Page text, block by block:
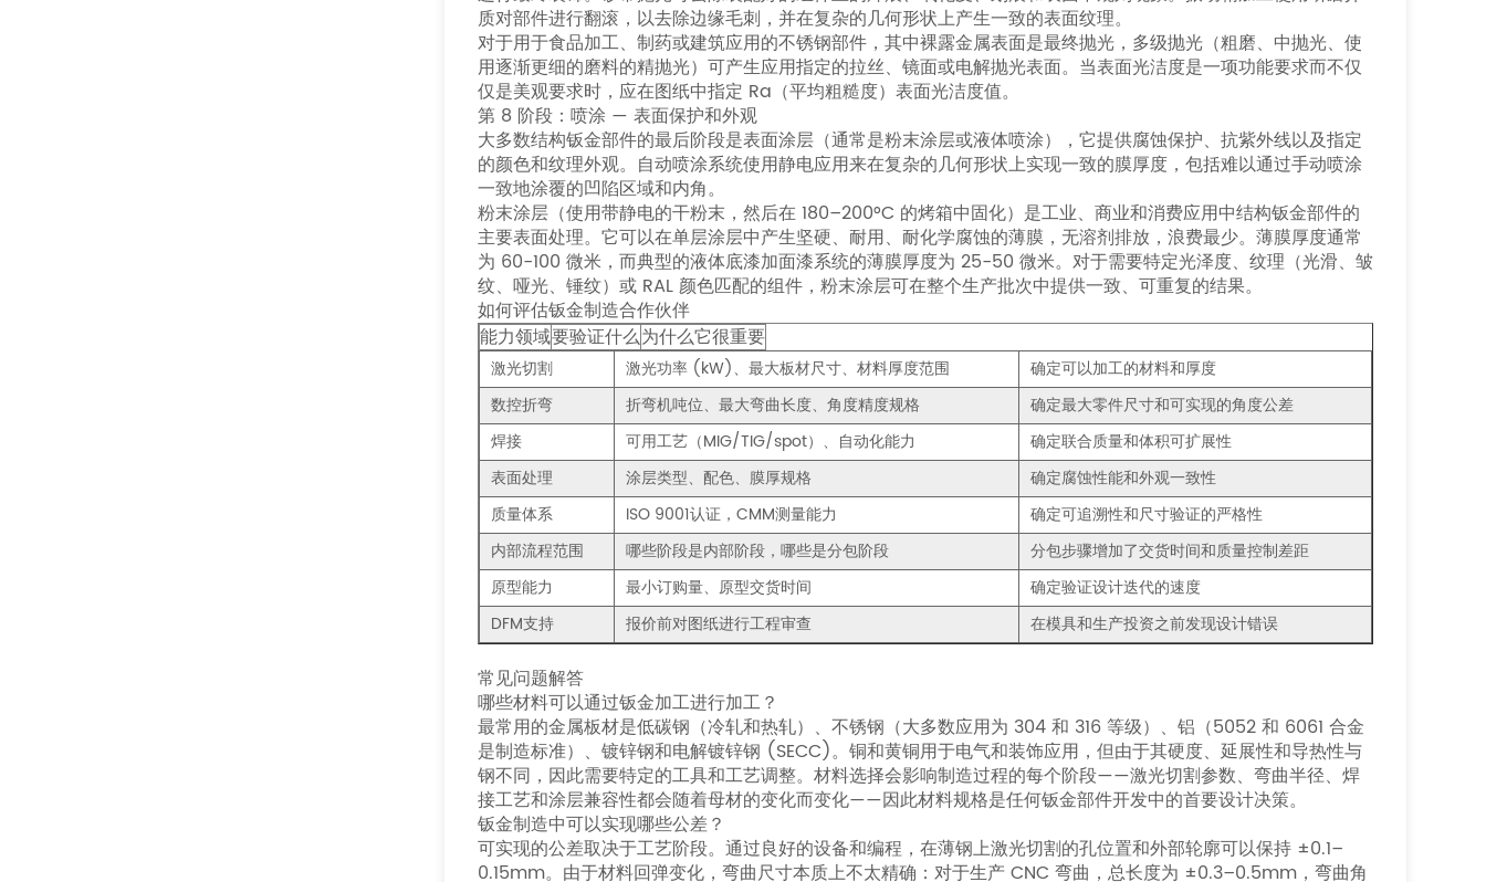
弯
曲
—
形
成
3D
形
状
6
第
五
阶
段：
焊
接
——
将
部
件
连
接
组
件
7
第
六
阶
段：
质对部件进行翻滚，以去除边缘毛刺，并在复杂的几何形状上产生一致的表面纹理。
对于用于食品加工、制药或建筑应用的不锈钢部件，其中裸露金属表面是最终抛光，多级抛光（粗磨、中抛光、使
用逐渐更细的磨料的精抛光）可产生应用指定的拉丝、镜面或电解抛光表面。当表面光洁度是一项功能要求而不仅
仅是美观要求时，应在图纸中指定 Ra（平均粗糙度）表面光洁度值。
第 8 阶段：喷涂 — 表面保护和外观
大多数结构钣金部件的最后阶段是表面涂层（通常是粉末涂层或液体喷涂），它提供腐蚀保护、抗紫外线以及指定
的颜色和纹理外观。自动喷涂系统使用静电应用来在复杂的几何形状上实现一致的膜厚度，包括难以通过手动喷涂
一致地涂覆的凹陷区域和内角。
粉末涂层（使用带静电的干粉末，然后在 180–200°C 的烤箱中固化）是工业、商业和消费应用中结构钣金部件的
主要表面处理。它可以在单层涂层中产生坚硬、耐用、耐化学腐蚀的薄膜，无溶剂排放，浪费最少。薄膜厚度通常
为 60-100 微米，而典型的液体底漆加面漆系统的薄膜厚度为 25-50 微米。对于需要特定光泽度、纹理（光滑、皱
纹、哑光、锤纹）或 RAL 颜色匹配的组件，粉末涂层可在整个生产批次中提供一致、可重复的结果。
如何评估钣金制造合作伙伴
能力领域要验证什么为什么它很重要
激光切割 激光功率 (kW)、最大板材尺寸、材料厚度范围
确定可以加工的材料和厚度
数控折弯
折弯机吨位、最大弯曲长度、角度精度规格
确定最大零件尺寸和可实现的角度公差
焊接
可用工艺（MIG/TIG/spot）、自动化能力
确定联合质量和体积可扩展性
表面处理
涂层类型、配色、膜厚规格
确定腐蚀性能和外观一致性
质量体系
ISO 9001认证，CMM测量能力
确定可追溯性和尺寸验证的严格性
内部流程范围
哪些阶段是内部阶段，哪些是分包阶段
分包步骤增加了交货时间和质量控制差距
原型能力
最小订购量、原型交货时间
确定验证设计迭代的速度
DFM支持
报价前对图纸进行工程审查 在模具和生产投资之前发现设计错误
常见问题解答
哪些材料可以通过钣金加工进行加工？
最常用的金属板材是低碳钢（冷轧和热轧）、不锈钢（大多数应用为 304 和 316 等级）、铝（5052 和 6061 合金
是制造标准）、镀锌钢和电解镀锌钢 (SECC)。铜和黄铜用于电气和装饰应用，但由于其硬度、延展性和导热性与
钢不同，因此需要特定的工具和工艺调整。材料选择会影响制造过程的每个阶段——激光切割参数、弯曲半径、焊
接工艺和涂层兼容性都会随着母材的变化而变化——因此材料规格是任何钣金部件开发中的首要设计决策。
钣金制造中可以实现哪些公差？
可实现的公差取决于工艺阶段。通过良好的设备和编程，在薄钢上激光切割的孔位置和外部轮廓可以保持 ±0.1–
0.15mm。由于材料回弹变化，弯曲尺寸本质上不太精确：对于生产 CNC 弯曲，总长度为 ±0.3–0.5mm，弯曲角